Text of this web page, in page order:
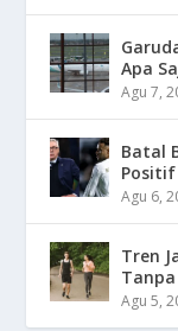
Apa
Agu 7,
Batal
Positif
Agu 6,
Tren
Agu 5,